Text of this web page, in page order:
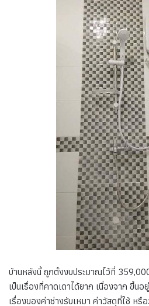
บ้านหลังนี้ ถูกตั้งงบประมาณไว้ที่
เป็นเรื่องที่คาดเดาได้ยาก เนื่องจาก ขึ้นอ
เรื่องของค่าช่างรับเหมา ค่าวัสดุที่ใช้ หรื